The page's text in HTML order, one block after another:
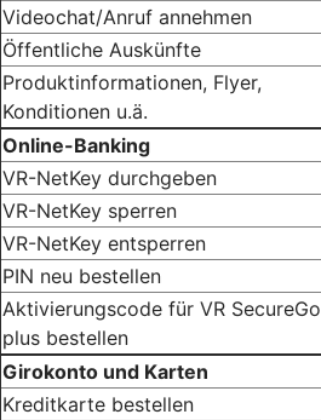
Videochat/Anruf annehmen
Öffentliche Auskünfte
Produktinformationen, Flyer,
Konditionen u.ä.
Online-Banking
VR-NetKey durchgeben
VR-NetKey sperren
VR-NetKey entsperren
PIN neu bestellen
Aktivierungscode für VR SecureGo
plus bestellen
Girokonto und Karten
Kreditkarte bestellen